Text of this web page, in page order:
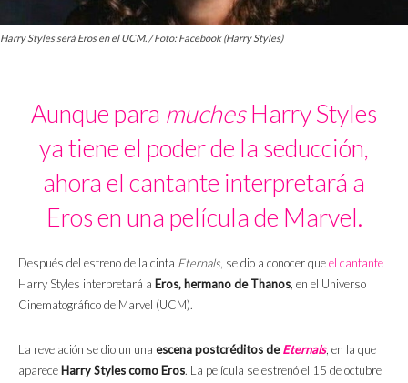
Harry Styles será Eros en el UCM. / Foto: Facebook (Harry Styles)
Aunque para muchesHarry Styles
ya tiene el poder de la seducción,
ahora el cantante interpretará a
Eros en una película de Marvel.
Después del estreno de la cinta Eternals, se dio a conocer queel cantante
Harry Styles interpretará a Eros, hermano de Thanos, en el Universo
Cinematográfico de Marvel (UCM).
La revelación se dio un una escena postcréditos deEternals, en la que
aparece Harry Styles como Eros. La película se estrenó el 15 de octubre